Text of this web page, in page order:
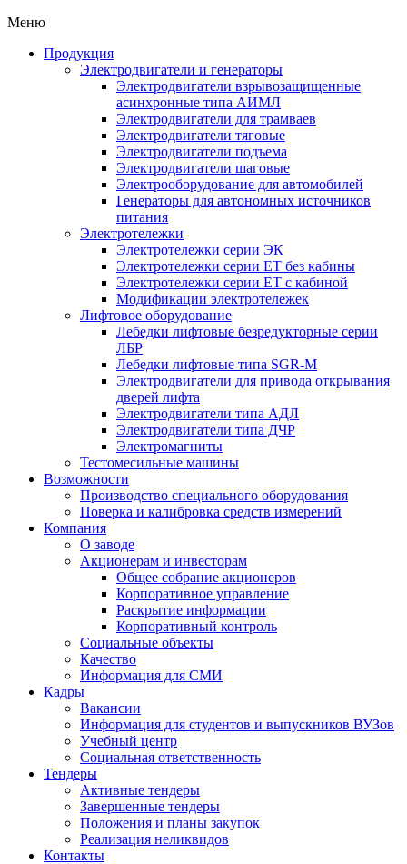
Меню
Продукция
Электродвигатели и генераторы
Электродвигатели взрывозащищенные
асинхронные типа АИМЛ
Электродвигатели для трамваев
Электродвигатели тяговые
Электродвигатели подъема
Электродвигатели шаговые
Электрооборудование для автомобилей
Генераторы для автономных источников
питания
Электротележки
Электротележки серии ЭК
Электротележки серии ЕТ без кабины
Электротележки серии ЕТ с кабиной
Модификации электротележек
Лифтовое оборудование
Лебедки лифтовые безредукторные серии
ЛБР
Лебедки лифтовые типа SGR-M
Электродвигатели для привода открывания
дверей лифта
Электродвигатели типа АДЛ
Электродвигатели типа ДЧР
Электромагниты
Тестомесильные машины
Возможности
Производство специального оборудования
Поверка и калибровка средств измерений
Компания
О заводе
Акционерам и инвесторам
Общее собрание акционеров
Корпоративное управление
Раскрытие информации
Корпоративный контроль
Социальные объекты
Качество
Информация для СМИ
Кадры
Вакансии
Информация для студентов и выпускников ВУЗов
Учебный центр
Социальная ответственность
Тендеры
Активные тендеры
Завершенные тендеры
Положения и планы закупок
Реализация неликвидов
Контакты